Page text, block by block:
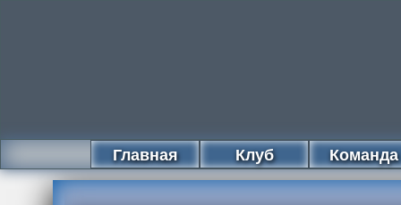
Главная Клуб Команда